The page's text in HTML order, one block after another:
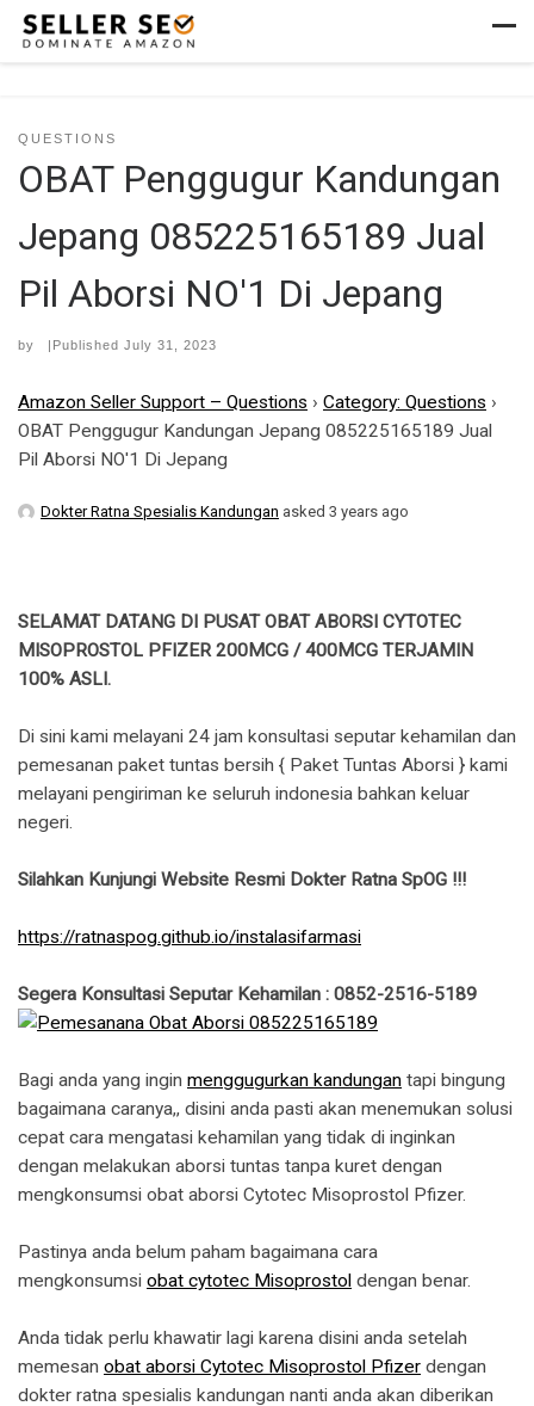
Skip to content
QUESTIONS
OBAT Penggugur Kandungan
Jepang 085225165189 Jual
Pil Aborsi NO'1 Di Jepang
by |Published July 31, 2023
Amazon Seller Support – Questions › Category: Questions ›
OBAT Penggugur Kandungan Jepang 085225165189 Jual
Pil Aborsi NO'1 Di Jepang
Dokter Ratna Spesialis Kandungan asked 3 years ago
SELAMAT DATANG DI PUSAT OBAT ABORSI CYTOTEC
MISOPROSTOL PFIZER 200MCG / 400MCG TERJAMIN
100% ASLI.
Di sini kami melayani 24 jam konsultasi seputar kehamilan dan
pemesanan paket tuntas bersih { Paket Tuntas Aborsi } kami
melayani pengiriman ke seluruh indonesia bahkan keluar
negeri.
Silahkan Kunjungi Website Resmi Dokter Ratna SpOG !!!
https://ratnaspog.github.io/instalasifarmasi
Segera Konsultasi Seputar Kehamilan : 0852-2516-5189
Bagi anda yang ingin menggugurkan kandungan tapi bingung
bagaimana caranya,, disini anda pasti akan menemukan solusi
cepat cara mengatasi kehamilan yang tidak di inginkan
dengan melakukan aborsi tuntas tanpa kuret dengan
mengkonsumsi obat aborsi Cytotec Misoprostol Pfizer.
Pastinya anda belum paham bagaimana cara
mengkonsumsi obat cytotec Misoprostol dengan benar.
Anda tidak perlu khawatir lagi karena disini anda setelah
memesan obat aborsi Cytotec Misoprostol Pfizer dengan
dokter ratna spesialis kandungan nanti anda akan diberikan